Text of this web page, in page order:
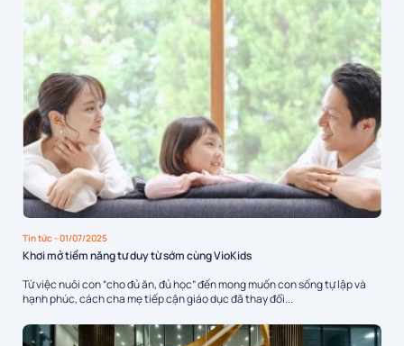
Tin tức- 01/07/2025
Khơi mở tiềm năng tư duy từ sớm cùng VioKids
Từ việc nuôi con “cho đủ ăn, đủ học” đến mong muốn con sống tự lập và
hạnh phúc, cách cha mẹ tiếp cận giáo dục đã thay đổi...